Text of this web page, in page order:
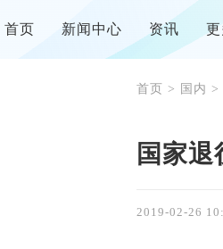
首页 新闻中心 资讯 更
首页 > 国内 >
国家
2019-02-26